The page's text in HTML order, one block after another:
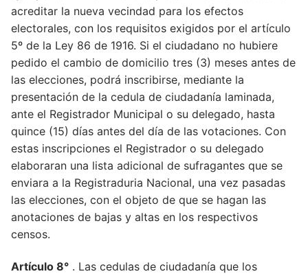
Artículo 8°
Artículo 9°
Artículo 10°
Artículo 12°
Artículo 13°
acreditar la nueva vecindad para los efectos
electorales, con los requisitos exigidos por el artículo
5º de la Ley 86 de 1916. Si el ciudadano no hubiere
pedido el cambio de domicilio tres (3) meses antes de
las elecciones, podrá inscribirse, mediante la
presentación de la cedula de ciudadanía laminada,
ante el Registrador Municipal o su delegado, hasta
quince (15) días antes del día de las votaciones. Con
estas inscripciones el Registrador o su delegado
elaboraran una lista adicional de sufragantes que se
enviara a la Registraduria Nacional, una vez pasadas
las elecciones, con el objeto de que se hagan las
anotaciones de bajas y altas en los respectivos
censos.
Artículo 8° . Las cedulas de ciudadanía que los